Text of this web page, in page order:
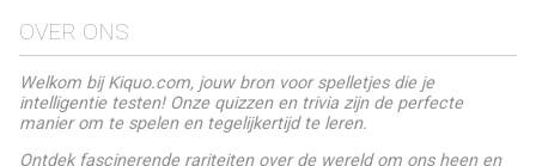
OVER ONS
Welkom bij Kiquo.com, jouw bron voor spelletjes die je
intelligentie testen! Onze quizzen en trivia zijn de perfecte
manier om te spelen en tegelijkertijd te leren.
Ontdek fascinerende rariteiten over de wereld om ons heen en